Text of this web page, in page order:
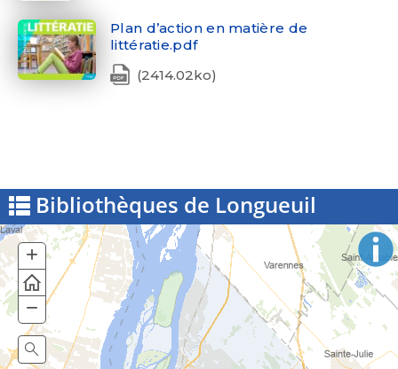
Plan d’action en matière de
littératie.pdf
(2414.02ko)